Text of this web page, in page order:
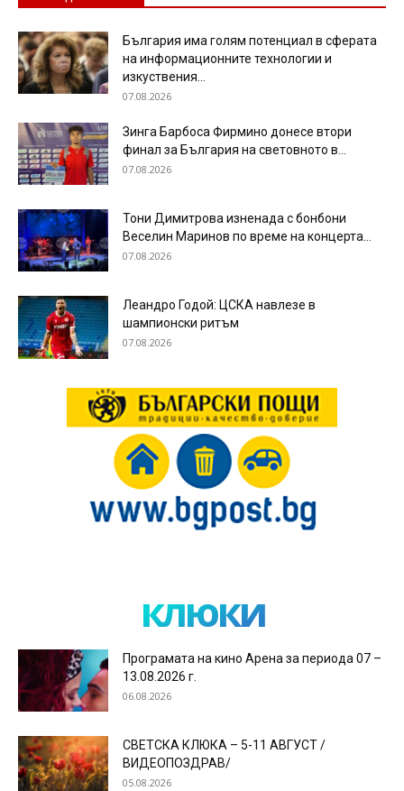
България има голям потенциал в сферата
на информационните технологии и
изкуствения...
07.08.2026
Зинга Барбоса Фирмино донесе втори
финал за България на световното в...
07.08.2026
Тони Димитрова изненада с бонбони
Веселин Маринов по време на концерта...
07.08.2026
Леандро Годой: ЦСКА навлезе в
шампионски ритъм
07.08.2026
клюки
Програмата на кино Арена за периода 07 –
13.08.2026 г.
06.08.2026
СВЕТСКА КЛЮКА – 5-11 АВГУСТ /
ВИДЕОПОЗДРАВ/
05.08.2026